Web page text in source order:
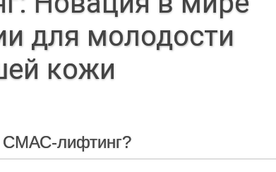
для молодости
кожи
СМАС-лифтинг?